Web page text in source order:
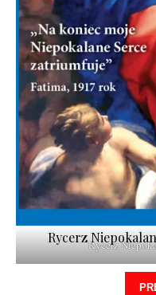
Rycerz
Rycerz